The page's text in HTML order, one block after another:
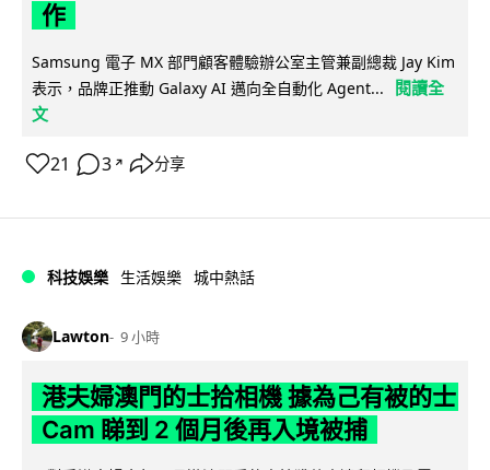
作
Samsung 電子 MX 部門顧客體驗辦公室主管兼副總裁 Jay Kim
表示，品牌正推動 Galaxy AI 邁向全自動化 Agent...
閱讀全
文
21 3 ↗ 分享
科技娛樂 生活娛樂 城中熱話
Lawton 9 小時
港夫婦澳門的士拾相機 據為己有被的士
Cam 睇到 2 個月後再入境被捕